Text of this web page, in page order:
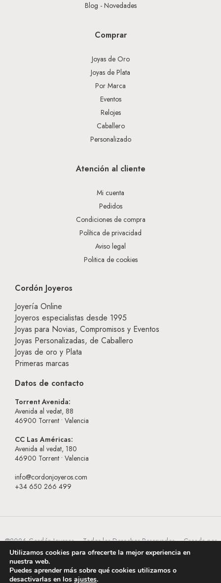
Blog - Novedades
Comprar
Joyas de Oro
Joyas de Plata
Por Marca
Eventos
Relojes
Caballero
Personalizado
Atención al cliente
Mi cuenta
Pedidos
Condiciones de compra
Política de privacidad
Aviso legal
Politica de cookies
Cordón Joyeros
Joyería Online
Joyeros especialistas desde 1995
Joyas para Novias, Compromisos y Eventos
Joyas Personalizadas, de Caballero
Joyas de oro y Plata
Primeras marcas
Datos de contacto
Torrent Avenida:
Avenida al vedat, 88
46900 Torrent • Valencia
CC Las Américas:
Avenida al vedat, 180
46900 Torrent • Valencia
info@cordonjoyeros.com
+34 650 266 499
@2026 Cordón Joyeros – Todos los Derechos Reservados – Creada por
BESEOWEB
Utilizamos cookies para ofrecerte la mejor experiencia en
nuestra web.
Puedes aprender más sobre qué cookies utilizamos o
desactivarlas en los ajustes.